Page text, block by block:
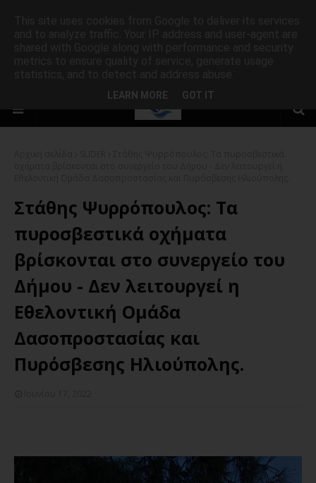
Στάθης Ψυρρόπουλος: Τα
πυροσβεστικά οχήματα
βρίσκονται στο συνεργείο του
Δήμου - Δεν λειτουργεί η
Εθελοντική Ομάδα
Δασοπροστασίας και
Πυρόσβεσης Ηλιούπολης.
LEARN MORE GOT IT